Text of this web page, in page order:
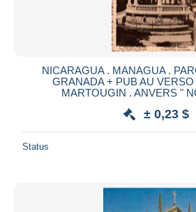
NICARAGUA . MANAGUA .
GRANADA + PUB AU
MARTOUGIN . ANVERS "
± 0,23 $
Status